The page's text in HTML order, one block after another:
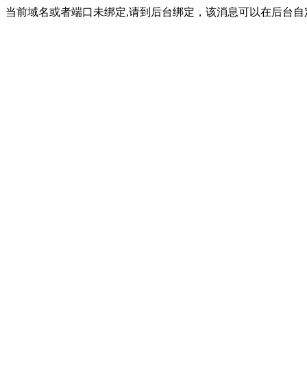
当前域名或者端口未绑定,请到后台绑定，该消息可以在后台自